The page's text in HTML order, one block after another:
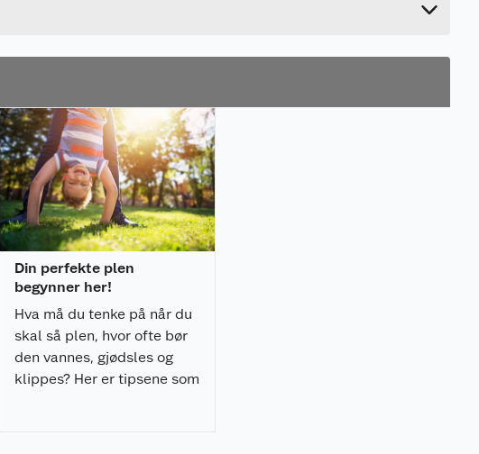
Din perfekte plen
begynner her!
Hva må du tenke på når du
skal så plen, hvor ofte bør
den vannes, gjødsles og
klippes? Her er tipsene som